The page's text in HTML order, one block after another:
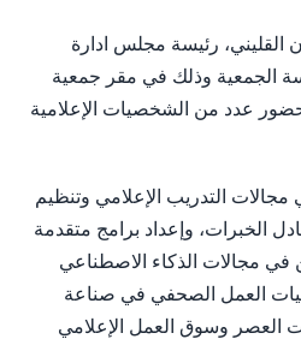
القليني، رئيسة مجلس ادارة
الجمعية وذلك في مقر جمعية
عدد من الشخصيات الإعلامية
مجالات التدريب الإعلامي وتنظيم
الخبرات، وإعداد برامج متقدمة
في مجالات الذكاء الاصطناعي
العمل الصحفي في صناعة
العصر وسوق العمل الإعلامي